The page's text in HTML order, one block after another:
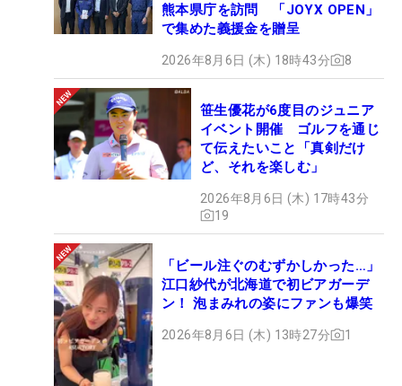
熊本県庁を訪問 「JOYX OPEN」
で集めた義援金を贈呈
2026年8月6日 (木) 18時43分 8
笹生優花が6度目のジュニア
イベント開催 ゴルフを通じ
て伝えたいこと「真剣だけ
ど、それを楽しむ」
2026年8月6日 (木) 17時43分
19
「ビール注ぐのむずかしかった…」
江口紗代が北海道で初ビアガーデ
ン！ 泡まみれの姿にファンも爆笑
2026年8月6日 (木) 13時27分 1